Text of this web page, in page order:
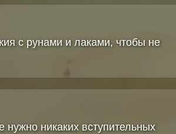
с рунами и лаками, чтобы не
никаких вступительных